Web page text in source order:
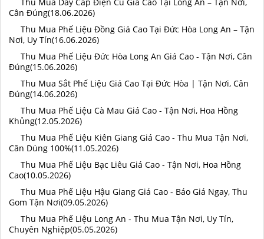
Cân Đúng(18.06.2026)
Thu Mua Phế Liệu Đồng Giá Cao Tại Đức Hòa Long An – Tận
Nơi, Uy Tín(16.06.2026)
Thu Mua Phế Liệu Đức Hòa Long An Giá Cao - Tận Nơi, Cân
Đúng(15.06.2026)
Thu Mua Sắt Phế Liệu Giá Cao Tại Đức Hòa | Tận Nơi, Cân
Đúng(14.06.2026)
Thu Mua Phế Liệu Cà Mau Giá Cao - Tận Nơi, Hoa Hồng
Khủng(12.05.2026)
Thu Mua Phế Liệu Kiên Giang Giá Cao - Thu Mua Tận Nơi,
Cân Dúng 100%(11.05.2026)
Thu Mua Phế Liệu Bạc Liêu Giá Cao - Tận Nơi, Hoa Hồng
Cao(10.05.2026)
Thu Mua Phế Liệu Hậu Giang Giá Cao - Báo Giá Ngay, Thu
Gom Tận Nơi(09.05.2026)
Thu Mua Phế Liệu Long An - Thu Mua Tận Nơi, Uy Tín,
Chuyên Nghiệp(05.05.2026)